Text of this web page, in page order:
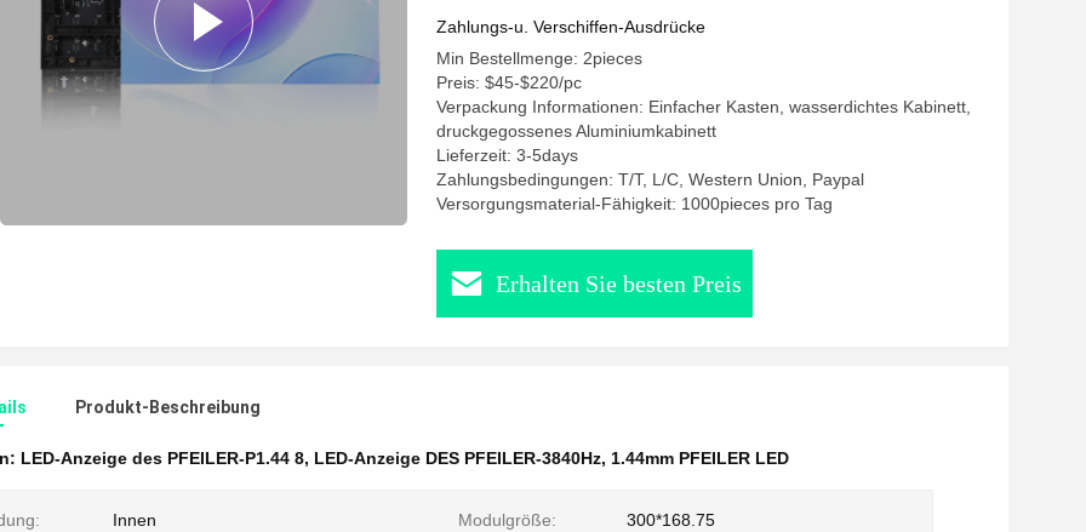
Zahlungs-u. Verschiffen-Ausdrücke
Min Bestellmenge: 2pieces
Preis: $45-$220/pc
Verpackung Informationen: Einfacher Kasten, wasserdichtes Kabinett,
druckgegossenes Aluminiumkabinett
Lieferzeit: 3-5days
Zahlungsbedingungen: T/T, L/C, Western Union, Paypal
Versorgungsmaterial-Fähigkeit: 1000pieces pro Tag
Erhalten Sie besten Preis
Produkt-Beschreibung
LED-Anzeige des PFEILER-P1.44 8, LED-Anzeige DES PFEILER-3840Hz, 1.44mm PFEILER LED
Innen Modulgröße: 300*168.75